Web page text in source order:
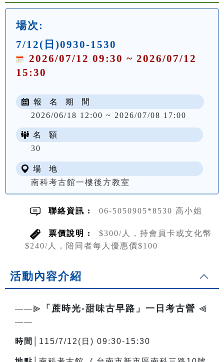
場次:
7/12(日)0930-1530
2026/07/12 09:30 ~ 2026/07/12
15:30
報 名 期 間
2026/06/18 12:00 ~ 2026/07/08 17:00
名 額
30
場 地
南科考古館一樓後方教室
聯絡資訊 : 06-5050905*8530 高小姐
票價說明 :
$300/人，持會員卡或文化幣
$240/人，陪同者每人優惠價$100
活動內容介紹
——⫸ 「蔗時光-甜味古早路」一日考古營 ⫷
——
時間│ 115/7/12(日) 09:30-15:30